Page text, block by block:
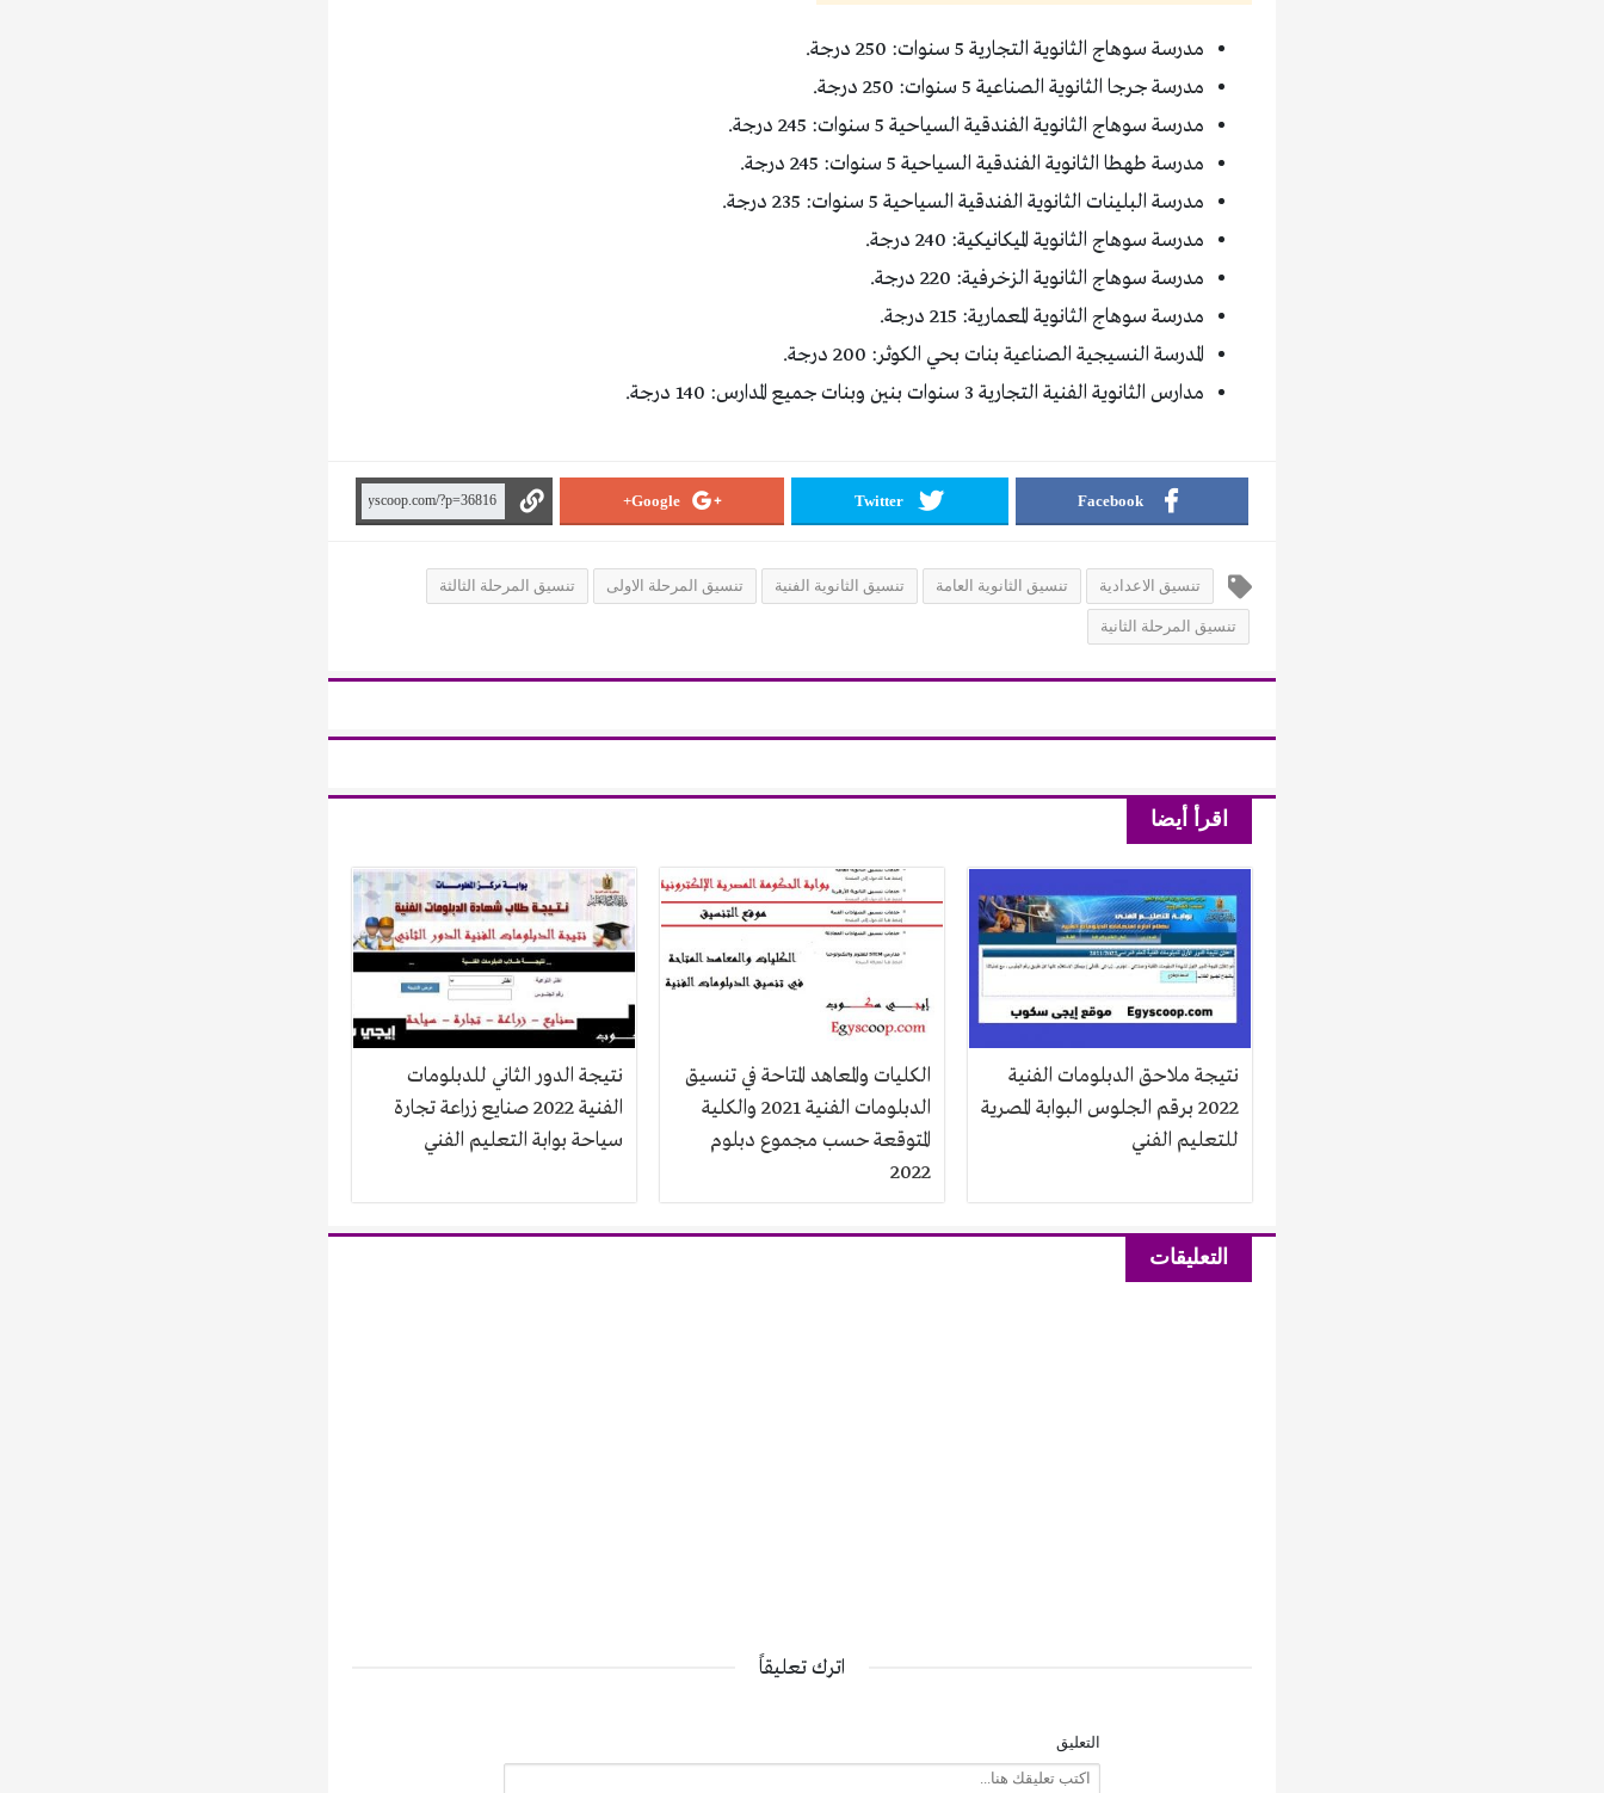
مدرسة سوهاج الثانوية التجارية 5 سنوات: 250 درجة.
مدرسة جرجا الثانوية الصناعية 5 سنوات: 250 درجة.
مدرسة سوهاج الثانوية الفندقية السياحية 5 سنوات: 245 درجة.
مدرسة طهطا الثانوية الفندقية السياحية 5 سنوات: 245 درجة.
مدرسة البلينات الثانوية الفندقية السياحية 5 سنوات: 235 درجة.
مدرسة سوهاج الثانوية الميكانيكية: 240 درجة.
مدرسة سوهاج الثانوية الزخرفية: 220 درجة.
مدرسة سوهاج الثانوية المعمارية: 215 درجة.
المدرسة النسيجية الصناعية بنات بحي الكوثر: 200 درجة.
مدارس الثانوية الفنية التجارية 3 سنوات بنين وبنات جميع المدارس: 140 درجة.
Facebook
Twitter
Google+
تنسيق الاعدادية تنسيق الثانوية العامة تنسيق الثانوية الفنية تنسيق المرحلة الاولى تنسيق المرحلة الثالثة
تنسيق المرحلة الثانية
اقرأ أيضا
نتيجة ملاحق الدبلومات الفنية
2022 برقم الجلوس البوابة المصرية
للتعليم الفني
الكليات والمعاهد المتاحة في تنسيق
الدبلومات الفنية 2021 والكلية
المتوقعة حسب مجموع دبلوم
2022
نتيجة الدور الثاني للدبلومات
الفنية 2022 صنايع زراعة تجارة
سياحة بوابة التعليم الفني
التعليقات
اترك تعليقاً
التعليق